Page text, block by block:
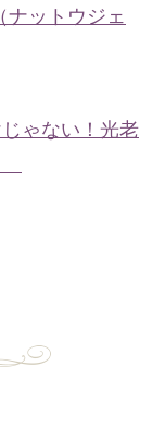
ナットウジェ
ゃない！光老